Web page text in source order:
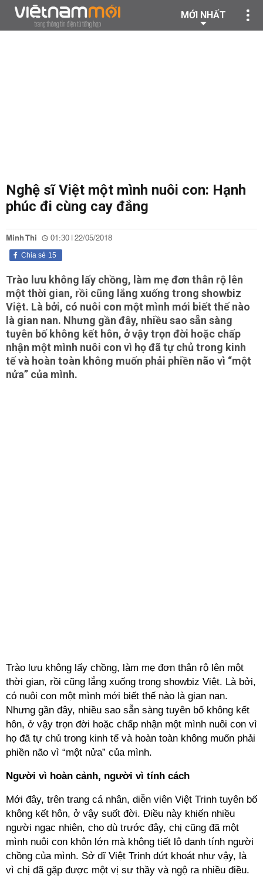
MỚI NHẤT
Nghệ sĩ Việt một mình nuôi con: Hạnh
phúc đi cùng cay đắng
Minh Thi 01:30 | 22/05/2018
15
Chia sẻ
Trào lưu không lấy chồng, làm mẹ đơn thân rộ lên
một thời gian, rồi cũng lắng xuống trong showbiz
Việt. Là bởi, có nuôi con một mình mới biết thế nào
là gian nan. Nhưng gần đây, nhiều sao sẵn sàng
tuyên bố không kết hôn, ở vậy trọn đời hoặc chấp
nhận một mình nuôi con vì họ đã tự chủ trong kinh
tế và hoàn toàn không muốn phải phiền não vì “một
nửa” của mình.
Trào lưu không lấy chồng, làm mẹ đơn thân rộ lên một
thời gian, rồi cũng lắng xuống trong showbiz Việt. Là bởi,
có nuôi con một mình mới biết thế nào là gian nan.
Nhưng gần đây, nhiều sao sẵn sàng tuyên bố không kết
hôn, ở vậy trọn đời hoặc chấp nhận một mình nuôi con vì
họ đã tự chủ trong kinh tế và hoàn toàn không muốn phải
phiền não vì “một nửa” của mình.
Người vì hoàn cảnh, người vì tính cách
Mới đây, trên trang cá nhân, diễn viên Việt Trinh tuyên bố
không kết hôn, ở vậy suốt đời. Điều này khiến nhiều
người ngạc nhiên, cho dù trước đây, chị cũng đã một
mình nuôi con khôn lớn mà không tiết lộ danh tính người
chồng của mình. Sở dĩ Việt Trinh dứt khoát như vậy, là
vì chị đã gặp được một vị sư thầy và ngộ ra nhiều điều.